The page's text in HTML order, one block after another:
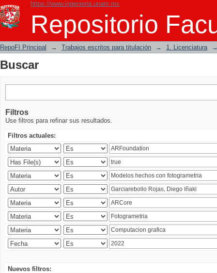
https://www.ingenieria.unam.mx
Repositorio
Buscar
RepoFI Principal → Trabajos escritos para titulación → 1. Licenciatura
Buscar
Filtros
Use filtros para refinar sus resultados.
Filtros actuales:
Nuevos filtros: